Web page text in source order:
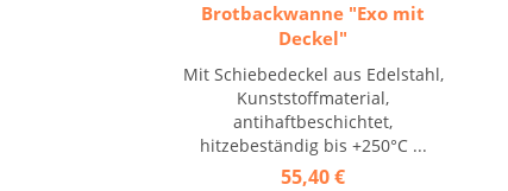
Brotbackwanne "Exo mit
Deckel"
Mit Schiebedeckel aus Edelstahl,
Kunststoffmaterial,
antihaftbeschichtet,
hitzebeständig bis +250°C ...
55,40 €